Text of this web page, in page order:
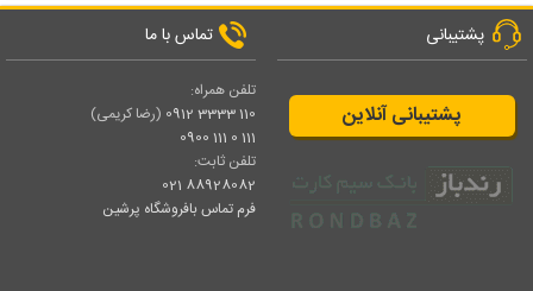
پشتیبانی
پشتیبانی آنلاین
تماس با ما
تلفن همراه:
110 3333 0912
(رضا کریمی)
111 0 111 0900
تلفن ثابت:
88928082 021
فرم تماس بافروشگاه پرشین